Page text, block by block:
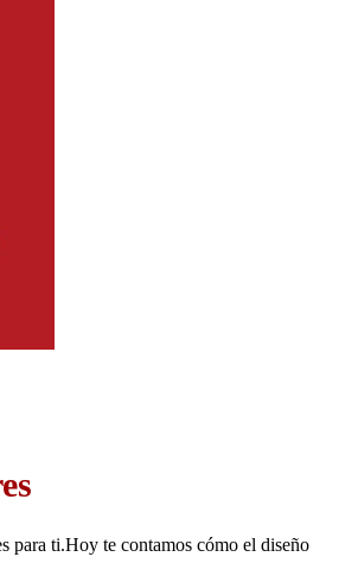
para ti.Hoy te contamos cómo el diseño